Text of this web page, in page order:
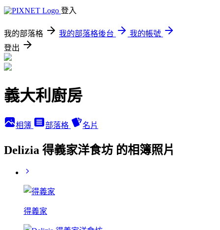
登入
我的部落格 我的部落格後台
我的帳號
登出
義大利廚房
相簿 部落格 名片
Delizia 得義家洋食坊 的相簿照片
得義家